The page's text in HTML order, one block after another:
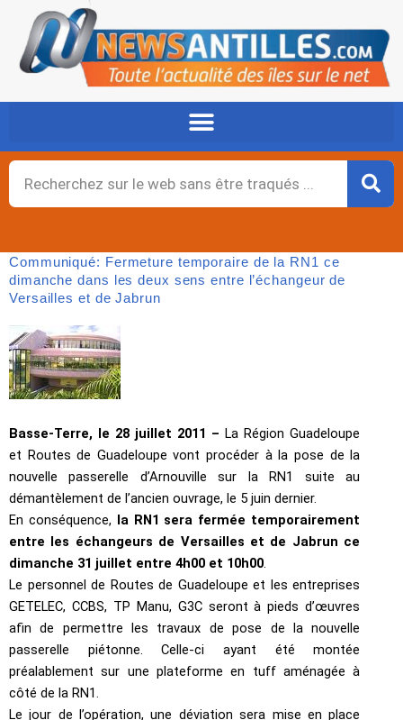
contenu
Rechercher
Communiqué: Fermeture temporaire de la RN1 ce
dimanche dans les deux sens entre l’échangeur de
Versailles et de Jabrun
Basse-Terre, le 28 juillet 2011 – La Région Guadeloupe
et Routes de Guadeloupe vont procéder à la pose de la
nouvelle passerelle d’Arnouville sur la RN1 suite au
démantèlement de l’ancien ouvrage, le 5 juin dernier.
En conséquence, la RN1 sera fermée temporairement
entre les échangeurs de Versailles et de Jabrun ce
dimanche 31 juillet entre 4h00 et 10h00.
Le personnel de Routes de Guadeloupe et les entreprises
GETELEC, CCBS, TP Manu, G3C seront à pieds d’œuvres
afin de permettre les travaux de pose de la nouvelle
passerelle piétonne. Celle-ci ayant été montée
préalablement sur une plateforme en tuff aménagée à
côté de la RN1.
Le jour de l’opération, une déviation sera mise en place